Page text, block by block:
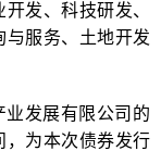
发、科技研发、
服务、土地开发
发展有限公司的
，为本次债券发行